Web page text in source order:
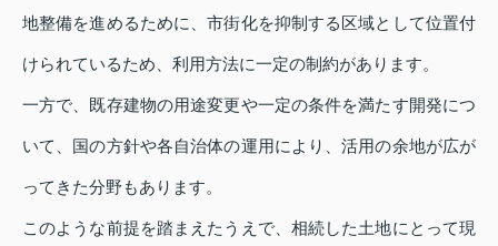
地整備を進めるために、市街化を抑制する区域として位置付
けられているため、利用方法に一定の制約があります。
一方で、既存建物の用途変更や一定の条件を満たす開発につ
いて、国の方針や各自治体の運用により、活用の余地が広が
ってきた分野もあります。
このような前提を踏まえたうえで、相続した土地にとって現